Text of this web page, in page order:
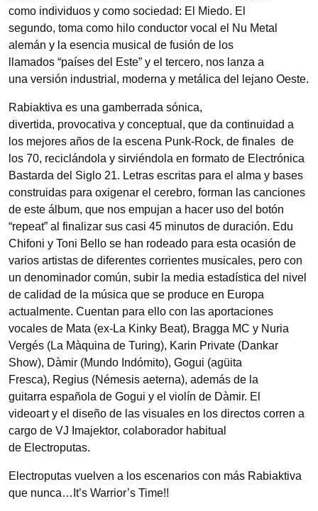
como individuos y como sociedad: El Miedo. El
segundo, toma como hilo conductor vocal el Nu Metal
alemán y la esencia musical de fusión de los
llamados “países del Este” y el tercero, nos lanza a
una versión industrial, moderna y metálica del lejano Oeste.
Rabiaktiva es una gamberrada sónica,
divertida, provocativa y conceptual, que da continuidad a
los mejores años de la escena Punk-Rock, de finales de
los 70, reciclándola y sirviéndola en formato de Electrónica
Bastarda del Siglo 21. Letras escritas para el alma y bases
construidas para oxigenar el cerebro, forman las canciones
de este álbum, que nos empujan a hacer uso del botón
“repeat” al finalizar sus casi 45 minutos de duración. Edu
Chifoni y Toni Bello se han rodeado para esta ocasión de
varios artistas de diferentes corrientes musicales, pero con
un denominador común, subir la media estadística del nivel
de calidad de la música que se produce en Europa
actualmente. Cuentan para ello con las aportaciones
vocales de Mata (ex-La Kinky Beat), Bragga MC y Nuria
Vergés (La Màquina de Turing), Karin Private (Dankar
Show), Dàmir (Mundo Indómito), Gogui (agüita
Fresca), Regius (Némesis aeterna), además de la
guitarra española de Gogui y el violín de Dàmir. El
videoart y el diseño de las visuales en los directos corren a
cargo de VJ Imajektor, colaborador habitual
de Electroputas.
Electroputas vuelven a los escenarios con más Rabiaktiva
que nunca…It’s Warrior’s Time!!